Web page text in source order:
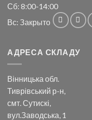
Сб: 8:00-14:00
Вс: Закрыто
АДРЕСА СКЛАДУ
Вінницька обл.
Тиврівський р-н,
смт. Сутискі,
вул.Заводська, 1